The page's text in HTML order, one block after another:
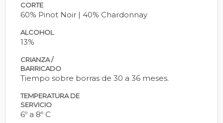
CORTE
60% Pinot Noir | 40% Chardonnay
ALCOHOL
13%
CRIANZA /
BARRICADO
Tiempo sobre borras de 30 a 36 meses.
TEMPERATURA DE
SERVICIO
6º a 8º C